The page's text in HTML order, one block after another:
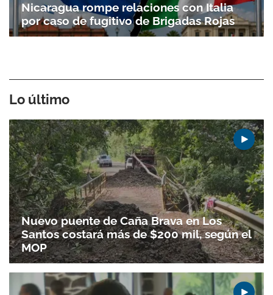
Nicaragua rompe relaciones con Italia
por caso de fugitivo de Brigadas Rojas
Lo último
Nuevo puente de Caña Brava en Los
Santos costará más de $200 mil, según el
MOP